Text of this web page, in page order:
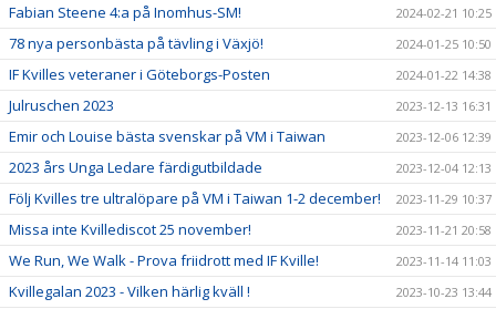
Fabian Steene 4:a på Inomhus-SM! 2024-02-21 10:25
78 nya personbästa på tävling i Växjö! 2024-01-25 10:50
IF Kvilles veteraner i Göteborgs-Posten 2024-01-22 14:38
Julruschen 2023 2023-12-13 16:31
Emir och Louise bästa svenskar på VM i Taiwan 2023-12-06 12:39
2023 års Unga Ledare färdigutbildade 2023-12-04 12:13
Följ Kvilles tre ultralöpare på VM i Taiwan 1-2 december! 2023-11-29 10:37
Missa inte Kvillediscot 25 november! 2023-11-21 20:58
We Run, We Walk - Prova friidrott med IF Kville! 2023-11-14 11:03
Kvillegalan 2023 - Vilken härlig kväll ! 2023-10-23 13:44